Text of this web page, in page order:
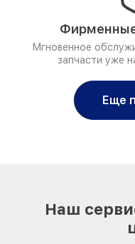
Мгновенное
запчасти уже
Еще
Наш